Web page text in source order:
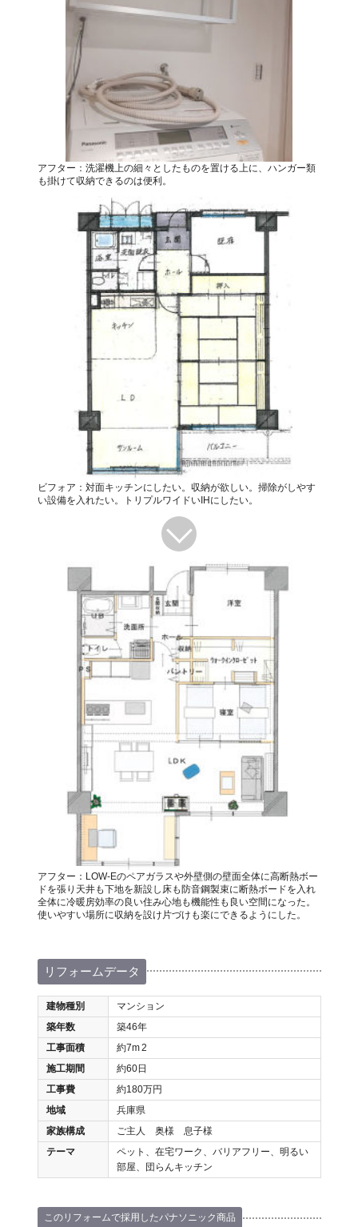
アフター：洗濯機上の細々としたものを置ける上に、ハンガー類
も掛けて収納できるのは便利。
ビフォア：対面キッチンにしたい。収納が欲しい。掃除がしやす
い設備を入れたい。トリプルワイドいIHにしたい。
アフター：LOW-Eのペアガラスや外壁側の壁面全体に高断熱ボー
ドを張り天井も下地を新設し床も防音鋼製束に断熱ボードを入れ
全体に冷暖房効率の良い住み心地も機能性も良い空間になった。
使いやすい場所に収納を設け片づけも楽にできるようにした。
リフォームデータ
建物種別
マンション
築年数
築46年
工事面積
約7m2
施工期間
約60日
工事費
約180万円
地域
兵庫県
家族構成
ご主人 奥様 息子様
テーマ
ペット、在宅ワーク、バリアフリー、明るい
部屋、団らんキッチン
このリフォームで採用したパナソニック商品